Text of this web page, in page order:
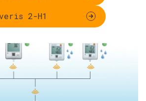
2-H1